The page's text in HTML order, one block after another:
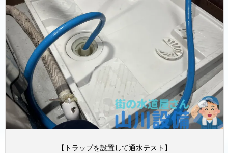
【トラップを設置して通水テスト】